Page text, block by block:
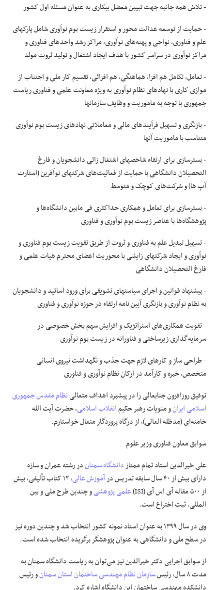
- تلاش همه جانبه جهت تبیین معضل بیکاری به عنوان مسئله اول کشور
-حمایتازتوسعهعدالت محور و استقرار زیست بوم نوآوری شاملپارکهای
علم و فناوری، نواحی و پهنه‌های نوآوری، مراکز رشد واحدهای فناوری و
مراکز نوآوری در سراسر کشور با هدف ایجاد اشتغال و تولید ثروتمولد
- تعامل، تکامل همافزا، هماهنگی، هم افزائی، تقسیم کار ملی و اجتناب از
موازی کاری با نهادهای نظام نوآوری به ویژه معاونت علمی و فناوری ریاست
جمهوری با توجه به ماموریت و وظایف سازمانها
- بازنگری و تسهیل فرآیندهای مالی و معاملاتی نهادهای زیست بوم نوآوری
متناسب با ماموریت آنها
- بسترسازی برای ارتقاء شاخصهای اشتغال زائی دانشجویان و فارغ
التحصیلان دانشگاهی باحمایتاز فعالیت‌های شرکتهای نوآفرین (استارت
آپ ها) و شرکت‌های کوچک و متوسط
- بسترسازی برای تعامل و همکاری حداکثری فی مابین دانشگاه‌ها و
پژوهشگاه‌ها با عناصر زیست بوم نوآوری و فناوری
- تسهیل تبدیل علم به فناوری و ثروت از طریق تقویت زیست بوم فناوری و
نوآوری و ایجاد شرکتهای زایشی با محوریت اعضای محترم هیات علمی و
فارغ التحصیلان دانشگاهی
- پیشنهاد قوانین و اجرای سیاستهای تشویقی برای ورود اساتید و دانشجویان
به نظام نوآوری و بازنگری آیین نامه ارتقاء در حوزه نوآوری و فناوری
- تقویت همکاری‌های استراتژیک و افزایش سهم بخش خصوصی در
سرمایه‌گذاری زیرساختی و فناورانه در زیست بوم نوآوری
- طراحی ساز و کارهای لازم جهت جذب و نگهداشت نیروی انسانی
متخصص، خبره و کارآمد در ارکان نظام نوآوری و فناوری
توفیق روزافزون جنابعالی را در پیشبرد اهداف متعالینظام مقدس جمهوری
اسلامی ایرانو منویات رهبر حکیمانقلاب اسلامی، حضرت آیت الله
خامنه‌ای (مدظله العالی)، از درگاه پروردگار متعال خواستارم.
سوابق معاون فناوری وزیر علوم
علی خیرالدین استاد تمام ممتازدانشگاه سمناندر رشته عمران و سازه
دارای بیش از ۴۰ سال سابقه تدریس در
آموزش عالی
، ۱۲ کتاب تألیفی، بیش
از ۵۰۰ مقاله آی اس آی (ISI)
علمی پژوهشیو چندین طرح ملی و بین
المللی، ثبت اختراع است.
وی در سال ۱۳۹۹ به عنوان استاد نمونه کشور انتخاب شد و چندین دوره نیز
در سطح ملی و دانشگاهی به عنوان پژوهشگر برگزیده انتخاب شده است.
از سوابق اجرایی دکتر خیرالدین نیز می‌توان به ریاست دانشگاه سمنان به
مدت ۸ سال، رئیس
سازمان نظام مهندسی ساختماناستان سمنانو رئیس
دانشکده مهندسی ساختمان این دانشگاه اشاره کرد.